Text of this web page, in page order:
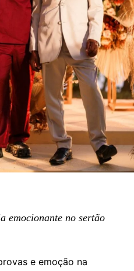
emocionante no sertão
e emoção na